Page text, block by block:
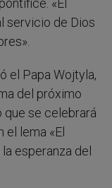
«El
servicio de Dios
el Papa Wojtyla,
del próximo
que se celebrará
el lema «El
esperanza del